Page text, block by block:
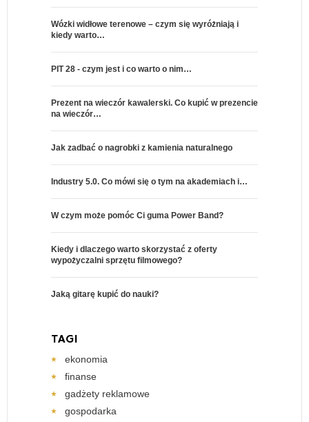
Wózki widłowe terenowe – czym się wyróżniają i
kiedy warto…
PIT 28 - czym jest i co warto o nim…
Prezent na wieczór kawalerski. Co kupić w prezencie
na wieczór…
Jak zadbać o nagrobki z kamienia naturalnego
Industry 5.0. Co mówi się o tym na akademiach i…
W czym może pomóc Ci guma Power Band?
Kiedy i dlaczego warto skorzystać z oferty
wypożyczalni sprzętu filmowego?
Jaką gitarę kupić do nauki?
TAGI
ekonomia
finanse
gadżety reklamowe
gospodarka